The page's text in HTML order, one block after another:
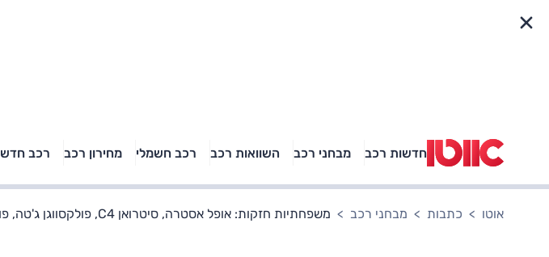
חדשות רכב מבחני רכב השוואות רכב רכב חשמלי מחירון רכב רכב חדש
באיזה רכב פנאי נוסעת
טויוטה ראב 4, קיה
ספורטאז' לונג ויונדאי
הנייר ועל הכביש
אוטו כתבות מבחני רכב משפחתיות חזקות: אופל אסטרה, סיטרואן C4, פולקסווגן ג'טה, פורד פוקוס